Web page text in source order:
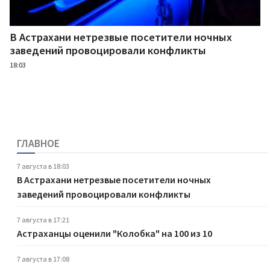
В Астрахани нетрезвые посетители ночных
заведений провоцировали конфликты
18:03
ГЛАВНОЕ
7 августа в 18:03
В Астрахани нетрезвые посетители ночных
заведений провоцировали конфликты
7 августа в 17:21
Астраханцы оценили "Колобка" на 100 из 10
7 августа в 17:08